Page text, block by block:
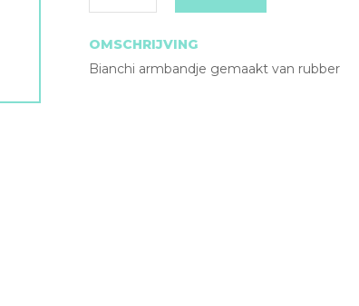
OMSCHRIJVING
Bianchi armbandje gemaakt van rubber